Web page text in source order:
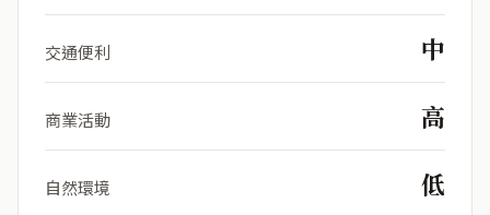
交通便利 中
商業活動 高
自然環境 低